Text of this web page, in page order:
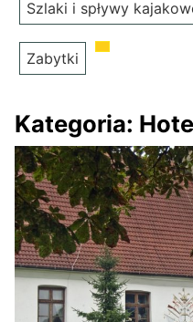
Szlaki i spływy
Zabytki
Kategoria: